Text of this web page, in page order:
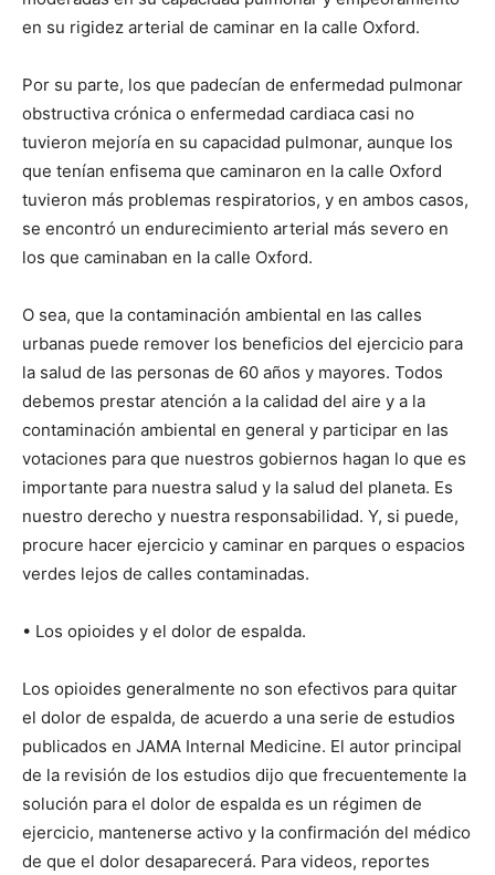
en su rigidez arterial de caminar en la calle Oxford.
Por su parte, los que padecían de enfermedad pulmonar
obstructiva crónica o enfermedad cardiaca casi no
tuvieron mejoría en su capacidad pulmonar, aunque los
que tenían enfisema que caminaron en la calle Oxford
tuvieron más problemas respiratorios, y en ambos casos,
se encontró un endurecimiento arterial más severo en
los que caminaban en la calle Oxford.
O sea, que la contaminación ambiental en las calles
urbanas puede remover los beneficios del ejercicio para
la salud de las personas de 60 años y mayores. Todos
debemos prestar atención a la calidad del aire y a la
contaminación ambiental en general y participar en las
votaciones para que nuestros gobiernos hagan lo que es
importante para nuestra salud y la salud del planeta. Es
nuestro derecho y nuestra responsabilidad. Y, si puede,
procure hacer ejercicio y caminar en parques o espacios
verdes lejos de calles contaminadas.
• Los opioides y el dolor de espalda.
Los opioides generalmente no son efectivos para quitar
el dolor de espalda, de acuerdo a una serie de estudios
publicados en JAMA Internal Medicine. El autor principal
de la revisión de los estudios dijo que frecuentemente la
solución para el dolor de espalda es un régimen de
ejercicio, mantenerse activo y la confirmación del médico
de que el dolor desaparecerá. Para videos, reportes